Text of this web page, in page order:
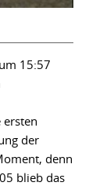
15:57
ersten
der
denn
blieb das